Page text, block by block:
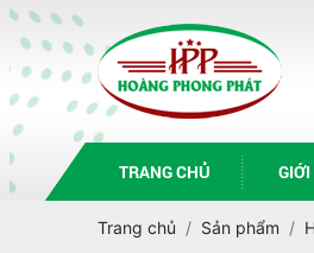
TRANG CHỦ
Trang chủ Sản phẩm